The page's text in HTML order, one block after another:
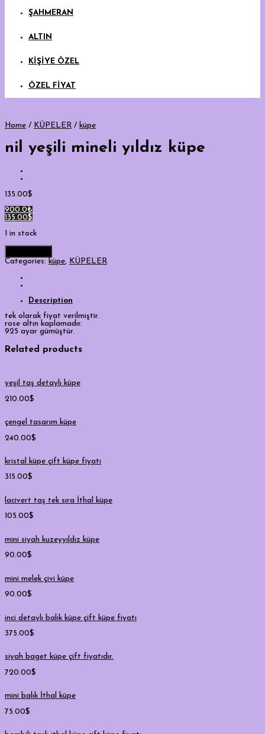
ŞAHMERAN
ALTIN
KİŞİYE ÖZEL
ÖZEL FİYAT
Home / KÜPELER / küpe
nil yeşili mineli yıldız küpe
135.00$
900.0₺
135.00$
1 in stock
Categories: küpe, KÜPELER
Description
tek olarak fiyat verilmiştir.
rose altın kaplamadır.
925 ayar gümüştür.
Related products
yeşil taş detaylı küpe
210.00$
çengel tasarım küpe
240.00$
kristal küpe çift küpe fiyatı
315.00$
lacivert taş tek sıra İthal küpe
105.00$
mini siyah kuzeyyıldız küpe
90.00$
mini melek çivi küpe
90.00$
inci detaylı balık küpe çift küpe fiyatı
375.00$
siyah baget küpe çift fiyatıdır.
720.00$
mini balık İthal küpe
75.00$